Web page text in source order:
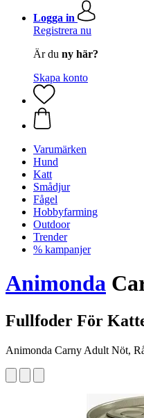
Logga in
Registrera nu
Är du ny här?
Skapa konto
Varumärken
Hund
Katt
Smådjur
Fågel
Hobbyfarming
Outdoor
Trender
% kampanjer
Animonda
Fullfoder För
Animonda Carny Adult Nöt,